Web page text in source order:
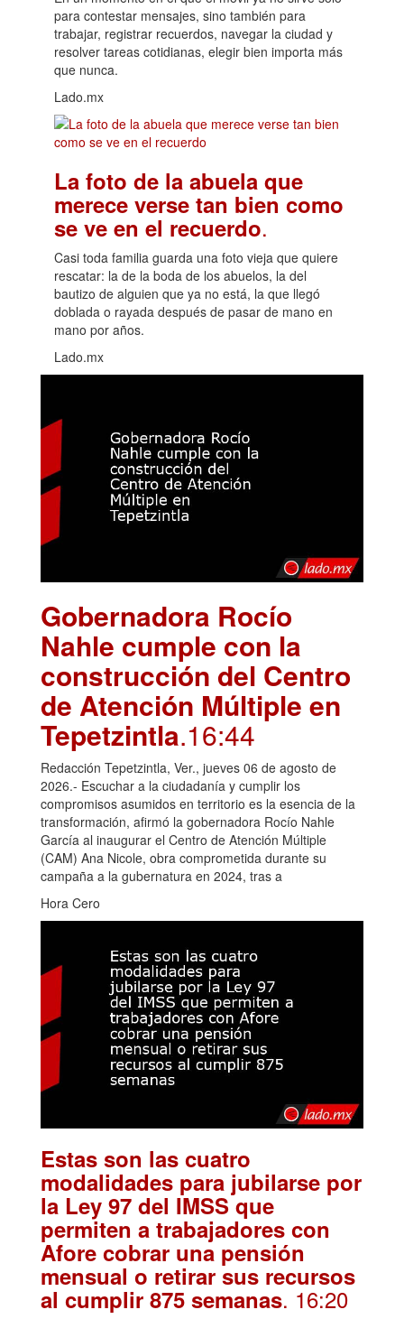
para contestar mensajes, sino también para
trabajar, registrar recuerdos, navegar la ciudad y
resolver tareas cotidianas, elegir bien importa más
que nunca.
Lado.mx
La foto de la abuela que
merece verse tan bien como
se ve en el recuerdo.
Casi toda familia guarda una foto vieja que quiere
rescatar: la de la boda de los abuelos, la del
bautizo de alguien que ya no está, la que llegó
doblada o rayada después de pasar de mano en
mano por años.
Lado.mx
Gobernadora Rocío
Nahle cumple con la
construcción del Centro
de Atención Múltiple en
Tepetzintla.16:44
Redacción Tepetzintla, Ver., jueves 06 de agosto de
2026.- Escuchar a la ciudadanía y cumplir los
compromisos asumidos en territorio es la esencia de la
transformación, afirmó la gobernadora Rocío Nahle
García al inaugurar el Centro de Atención Múltiple
(CAM) Ana Nicole, obra comprometida durante su
campaña a la gubernatura en 2024, tras a
Hora Cero
Estas son las cuatro
modalidades para jubilarse por
la Ley 97 del IMSS que
permiten a trabajadores con
Afore cobrar una pensión
mensual o retirar sus recursos
al cumplir 875 semanas. 16:20